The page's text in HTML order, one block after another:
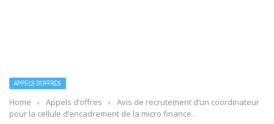
APPELS D’OFFRES
Home › Appels d’offres ›
Avis de recrutement d’un coordinateur
pour la cellule d’encadrement de la micro finance .